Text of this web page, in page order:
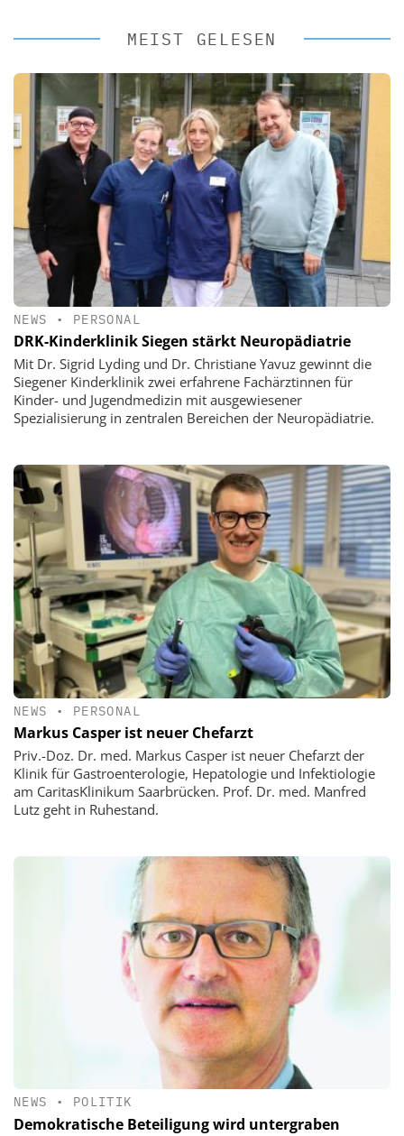
MEIST GELESEN
NEWS • PERSONAL
DRK-Kinderklinik Siegen stärkt Neuropädiatrie
Mit Dr. Sigrid Lyding und Dr. Christiane Yavuz gewinnt die
Siegener Kinderklinik zwei erfahrene Fachärztinnen für
Kinder- und Jugendmedizin mit ausgewiesener
Spezialisierung in zentralen Bereichen der Neuropädiatrie.
NEWS • PERSONAL
Markus Casper ist neuer Chefarzt
Priv.-Doz. Dr. med. Markus Casper ist neuer Chefarzt der
Klinik für Gastroenterologie, Hepatologie und Infektiologie
am CaritasKlinikum Saarbrücken. Prof. Dr. med. Manfred
Lutz geht in Ruhestand.
NEWS • POLITIK
Demokratische Beteiligung wird untergraben